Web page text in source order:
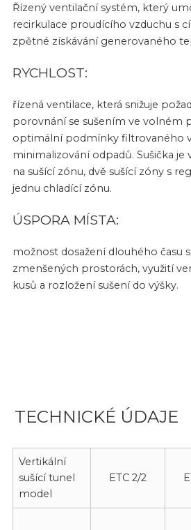
Řízený ventilační systém, který
recirkulace proudícího vzduchu s
zpětné získávání generovaného
RYCHLOST:
řízená ventilace, která snižuje
porovnání se sušením ve volném
optimální podmínky filtrovaného
minimalizování odpadů. Sušička je
na sušící zónu, dvě sušící zóny s
jednu chladící zónu.
ÚSPORA MÍSTA:
možnost dosažení dlouhého času
zmenšených prostorách, využití
kusů a rozložení sušení do výšky.
TECHNICKÉ ÚDAJE
Vertikální
sušící tunel
model
ETC 2/2